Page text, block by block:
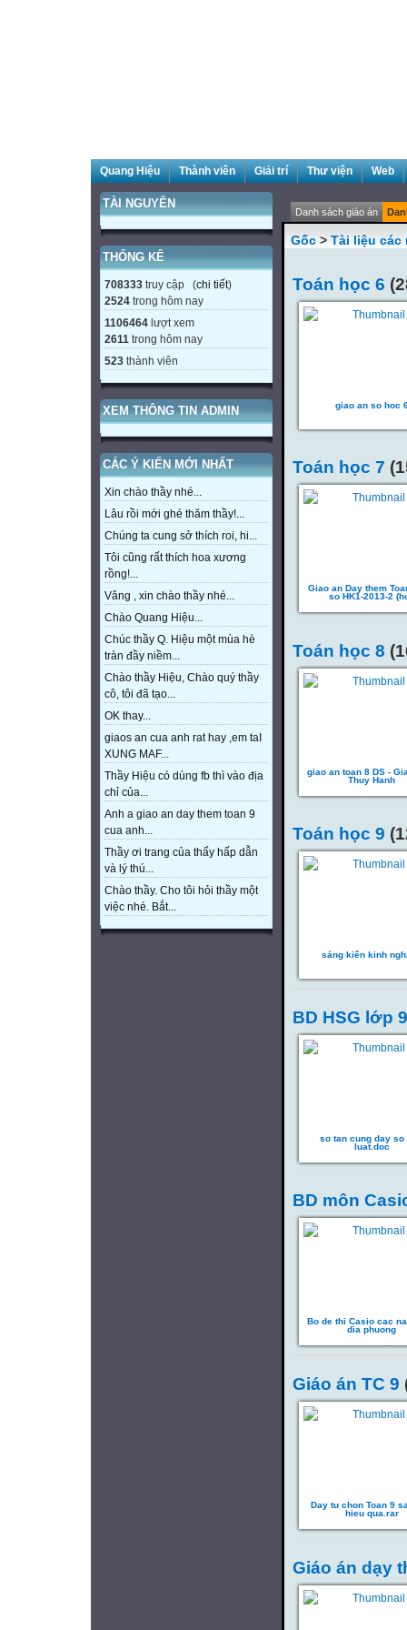
Quang Hiệu Thành viên Giải trí Thư viện Web
TÀI NGUYÊN
THỐNG KÊ
708333 truy cập (chi tiết)
2524 trong hôm nay
1106464 lượt xem
2611 trong hôm nay
523 thành viên
XEM THÔNG TIN ADMIN
CÁC Ý KIẾN MỚI NHẤT
Xin chào thầy nhé...
Lâu rồi mới ghé thăm thầy!...
Chúng ta cung sở thích roi, hi...
Tôi cũng rất thích hoa xương
rồng!...
Vâng , xin chào thầy nhé...
Chào Quang Hiệu...
Chúc thầy Q. Hiệu một mùa hè
tràn đầy niềm...
Chào thầy Hiệu, Chào quý thầy
cô, tôi đã tạo...
OK thay...
giaos an cua anh rat hay ,em taI
XUNG MAF...
Thầy Hiệu có dùng fb thì vào địa
chỉ của...
Anh a giao an day them toan 9
cua anh...
Thầy ơi trang của thấy hấp dẫn
và lý thú...
Chào thầy. Cho tôi hỏi thầy một
việc nhé. Bắt...
Danh sách giáo án
Gốc > Tài liệu các
Toán học 6
giao an so hoc
Toán học 7
Giao an Day them
so HK1-2013-2
Toán học 8
giao an toan 8 DS -
Thuy Hanh
Toán học 9
sáng kiến kinh
BD HSG lớp 9
so tan cung day so
luat.doc
BD môn
Bo de thi Casio cac
dia phuong
Giáo án TC 9
Day tu chon Toan 9
hieu qua.rar
Giáo án dạy